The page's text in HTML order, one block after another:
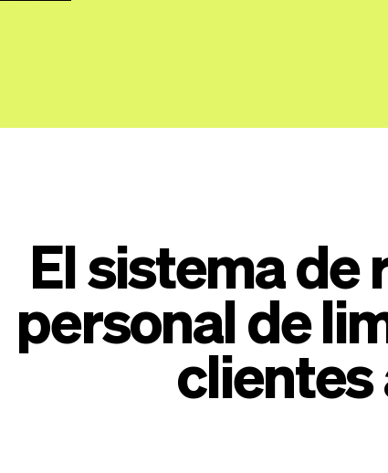
El sistema de
personal de
clientes